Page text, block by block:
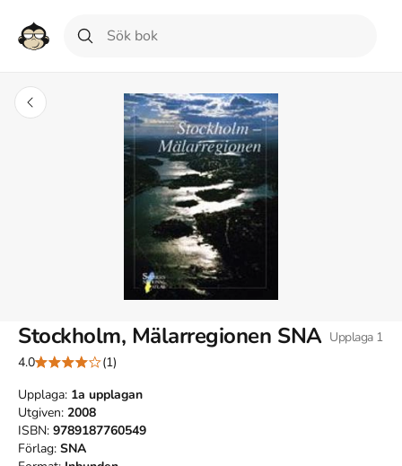
Stockholm, Mälarregionen SNA Upplaga 1
4.0
(1)
Upplaga: 1a upplagan
Utgiven: 2008
ISBN: 9789187760549
Förlag: SNA